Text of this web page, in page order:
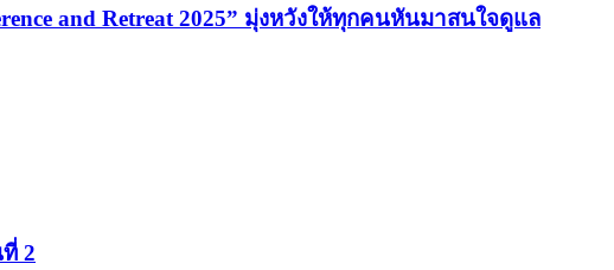
and Retreat 2025” มุ่งหวังให้ทุกคนหันมาสนใจดูแล
2